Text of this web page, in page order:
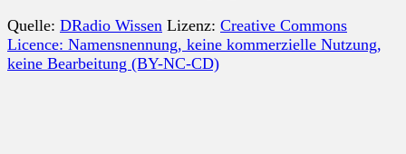
Quelle: DRadio Wissen Lizenz: Creative Commons
Licence: Namensnennung, keine kommerzielle Nutzung,
keine Bearbeitung (BY-NC-CD)